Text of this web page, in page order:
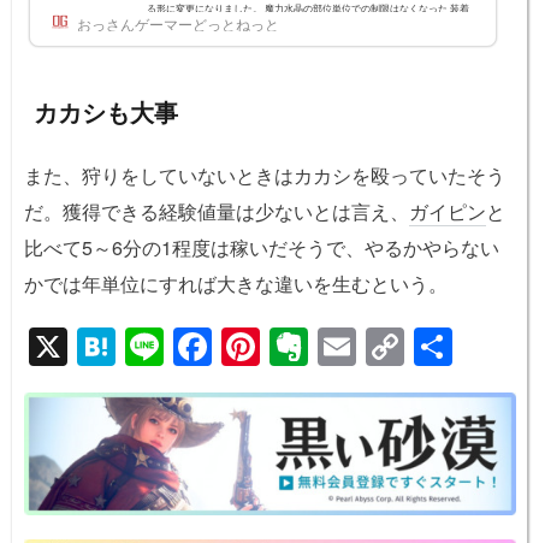
る形に変更になりました。 魔力水晶の部位単位での制限はなくなった 装着
バリエーションが非常に増えた 覚醒武器の水晶スロットと衣装水晶のスロ
ットは既存の通り、開放条件があります。旧仕様【新】水晶プリセット部位
おっさんゲーマーどっとねっと
カカシも大事
また、狩りをしていないときはカカシを殴っていたそう
だ。獲得できる経験値量は少ないとは言え、 ガイピンと
比べて5～6分の1程度は稼いだそうで、やるかやらない
かでは年単位にすれば大きな違いを生むという。
X H
at
e
n
a
Li
n
e
F
a
c
b
Pi
nt
er
e
st
E
v
er
n
ot
E
m
ail
C
o
p
y
Li
有